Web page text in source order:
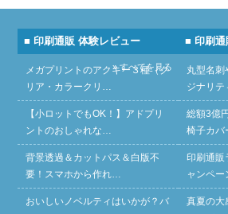
■ 印刷通販 体験レビュー
» すべてを見る
メガプリントのアクキー３種（ク
リア・カラークリ…
【小ロットでもOK！】アドプリ
ントのおしゃれな…
背景透過＆カットパス＆白版不
要！スマホから作れ…
おいしいノベルティはいかが？バ
■ 印刷通
丸型名刺
ジナリ
総額3億
椅子カ
印刷通販
ャンペ
真夏の大